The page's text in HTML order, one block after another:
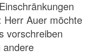
Herr Auer möchte
vorschreiben
andere